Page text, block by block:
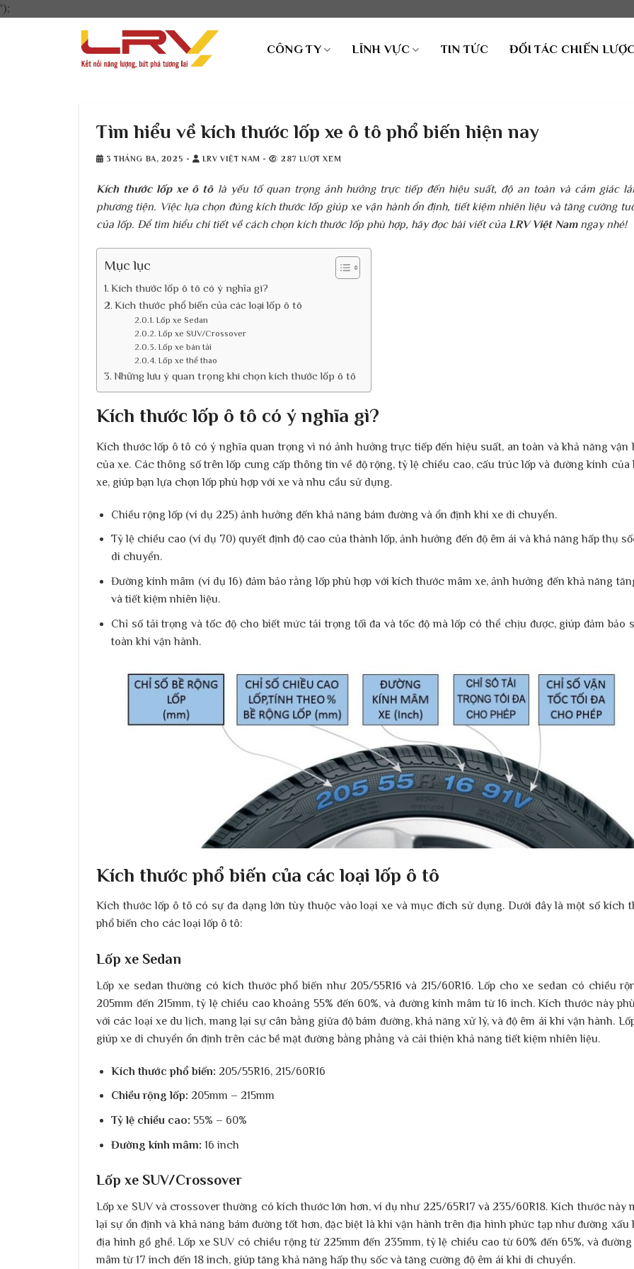
');
CÔNG TY LĨNH VỰC TIN TỨC ĐỐI TÁC CHIẾN
Tìm hiểu về kích thước lốp xe ô tô​ phổ biến hiện nay
3 THÁNG BA, 2025 - LRV VIỆT NAM - 287 LƯỢT XEM
Kích thước lốp xe ô tô là yếu tố quan trọng ảnh hưởng trực tiếp đến hiệu suất, độ an toàn và cảm giác
phương tiện. Việc lựa chọn đúng kích thước lốp giúp xe vận hành ổn định, tiết kiệm nhiên liệu và tăng cường
của lốp. Để tìm hiểu chi tiết về cách chọn kích thước lốp phù hợp, hãy đọc bài viết của LRV Việt Namngay nhé!
Mục lục
Kích thước lốp ô tô có ý nghĩa gì?
Kích thước phổ biến của các loại lốp ô tô
Lốp xe Sedan
Lốp xe SUV/Crossover
Lốp xe bán tải
Lốp xe thể thao
Những lưu ý quan trọng khi chọn kích thước lốp ô tô
Kích thước lốp ô tô có ý nghĩa gì?
Kích thước lốp ô tô có ý nghĩa quan trọng vì nó ảnh hưởng trực tiếp đến hiệu suất, an toàn và khả năng vận
của xe. Các thông số trên lốp cung cấp thông tin về độ rộng, tỷ lệ chiều cao, cấu trúc lốp và đường kính của
xe, giúp bạn lựa chọn lốp phù hợp với xe và nhu cầu sử dụng.
Chiều rộng lốp(ví dụ 225) ảnh hưởng đến khả năng bám đường và ổn định khi xe di chuyển.
Tỷ lệ chiều cao (ví dụ 70) quyết định độ cao của thành lốp, ảnh hưởng đến độ êm ái và khả năng hấp thụ
di chuyển.
Đường kính mâm (ví dụ 16) đảm bảo rằng lốp phù hợp với kích thước mâm xe, ảnh hưởng đến khả năng
và tiết kiệm nhiên liệu.
Chỉ số tải trọng và tốc độ cho biết mức tải trọng tối đa và tốc độ mà lốp có thể chịu được, giúp đảm bảo
toàn khi vận hành.
Kích thước phổ biến của các loại lốp ô tô
​Kích thước lốp ô tô có sự đa dạng lớn tùy thuộc vào loại xe và mục đích sử dụng. Dưới đây là một số kích
phổ biến cho các loại lốp ô tô:​
Lốp xe Sedan
Lốp xe sedan thường có kích thước phổ biến như 205/55R16 và 215/60R16. Lốp cho xe sedan có chiều
205mm đến 215mm, tỷ lệ chiều cao khoảng 55% đến 60%, và đường kính mâm từ 16 inch. Kích thước này
với các loại xe du lịch, mang lại sự cân bằng giữa độ bám đường, khả năng xử lý, và độ êm ái khi vận hành.
giúp xe di chuyển ổn định trên các bề mặt đường bằng phẳng và cải thiện khả năng tiết kiệm nhiên liệu.
Kích thước phổ biến: 205/55R16, 215/60R16
Chiều rộng lốp: 205mm – 215mm
Tỷ lệ chiều cao: 55% – 60%
Đường kính mâm: 16 inch
Lốp xe SUV/Crossover
Lốp xe SUV và crossover thường có kích thước lớn hơn, ví dụ như 225/65R17 và 235/60R18. Kích thước này
lại sự ổn định và khả năng bám đường tốt hơn, đặc biệt là khi vận hành trên địa hình phức tạp như đường xấu
địa hình gồ ghề. Lốp xe SUV có chiều rộng từ 225mm đến 235mm, tỷ lệ chiều cao từ 60% đến 65%, và
mâm từ 17 inch đến 18 inch, giúp tăng khả năng hấp thụ sốc và tăng cường độ êm ái khi di chuyển.